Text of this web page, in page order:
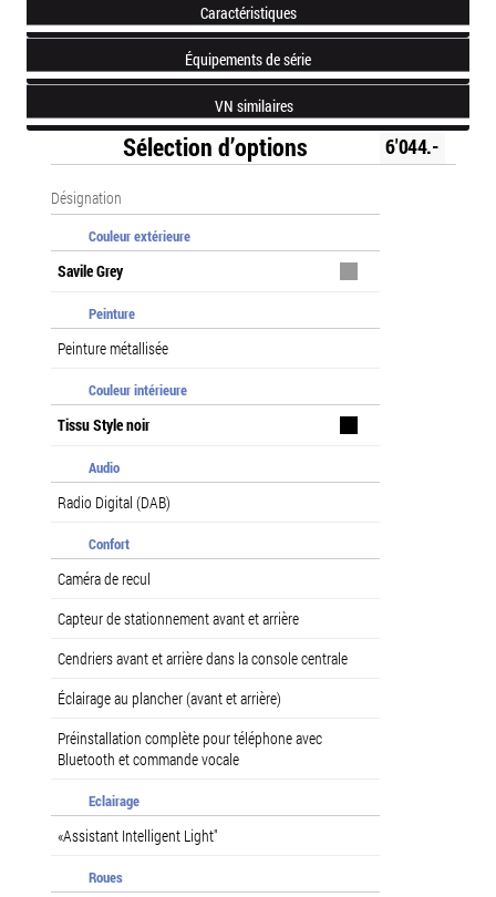
Caractéristiques
Équipements de série
VN similaires
Sélection d’options 6'044.-
Désignation
Couleur extérieure
Savile Grey
Peinture
Peinture métallisée
Couleur intérieure
Tissu Style noir
Audio
Radio Digital (DAB)
Confort
Caméra de recul
Capteur de stationnement avant et arrière
Cendriers avant et arrière dans la console centrale
Éclairage au plancher (avant et arrière)
Préinstallation complète pour téléphone avec
Bluetooth et commande vocale
Eclairage
«Assistant Intelligent Light"
Roues